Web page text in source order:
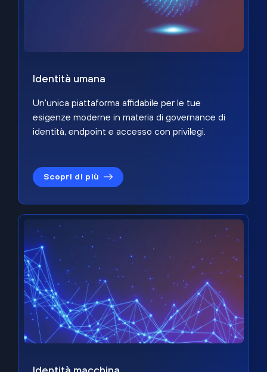
Identità umana
Un'unica piattaforma affidabile per le tue
esigenze moderne in materia di governance di
identità, endpoint e accesso con privilegi.
Scopri di più